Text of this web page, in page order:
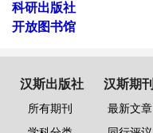
科研出版社
开放图书馆
汉斯出版社
所有期刊
汉斯期刊
最新文章